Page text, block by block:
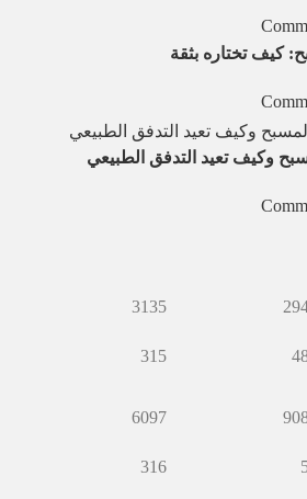
كيف تختاره بثقة
وكيف تعيد التدفق الطبيعي
3135
315
6097
316